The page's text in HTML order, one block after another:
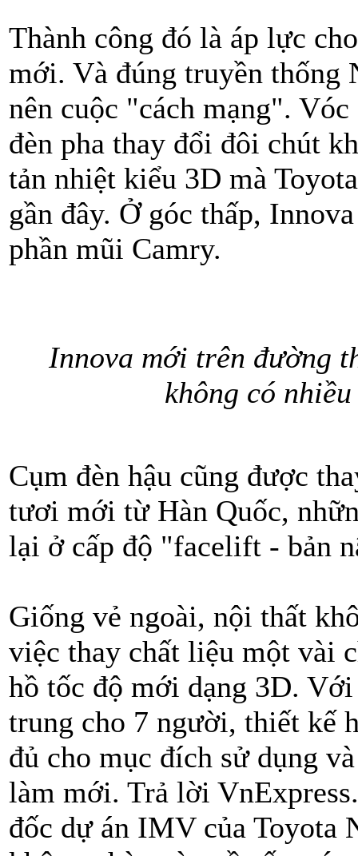
Thành công đó là áp lực
mới. Và đúng truyền thống
nên cuộc "cách mạng".
đèn pha thay đổi đôi chút
tản nhiệt kiểu 3D mà
gần đây. Ở góc thấp,
phần mũi Camry.
Innova mới trên đường
không có
Cụm đèn hậu cũng được
tươi mới từ Hàn Quốc,
lại ở cấp độ "facelift - bản
Giống vẻ ngoài, nội thất
việc thay chất liệu một vài
hồ tốc độ mới dạng 3D.
trung cho 7 người, thiết kế
đủ cho mục đích sử dụng
làm mới. Trả lời
đốc dự án IMV của Toyota